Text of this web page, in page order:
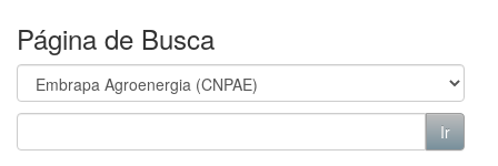
Página de Busca